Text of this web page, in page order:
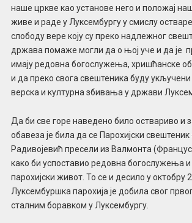
наше цркве као установе него и положај
живе и раде у Луксембургу у смислу
слободу вере коју су преко надлежног
држава помаже могли да о њој уче и да је
имају редовна богослужења, хришћанске
и да преко свога свештеника буду
верска и културна збивања у држави
Да би све горе наведено било оствариво и
обавеза је била да се Парохијски
Радивојевић пресели из Валмонта
како би успоставио редовна богослужења
парохијски живот. То се и десило у октобру
Луксембуршка парохија је добила свог
сталним боравком у Луксембургу.